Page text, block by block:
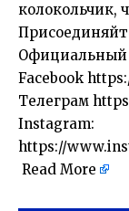
колокольчик,
Официальный
Facebook
Телеграм
Instagram:
https://
Read More